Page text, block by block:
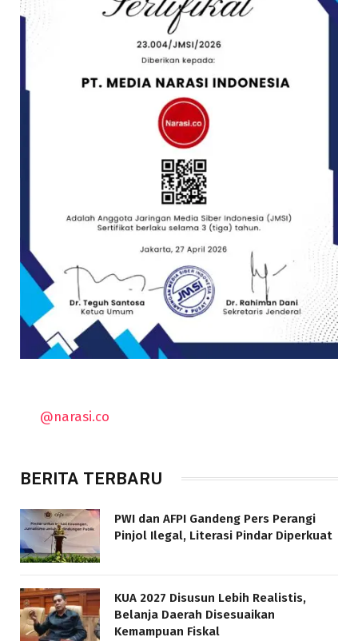
@narasi.co
BERITA TERBARU
PWI dan AFPI Gandeng Pers Perangi
Pinjol Ilegal, Literasi Pindar Diperkuat
KUA 2027 Disusun Lebih Realistis,
Belanja Daerah Disesuaikan
Kemampuan Fiskal